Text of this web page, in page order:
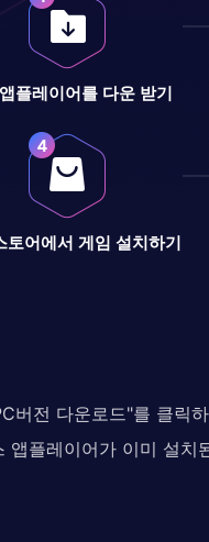
플레이어를 다운 받기
토어에서 게임 설치하기
버전 다운로드"를 클릭
앱플레이어가 이미 설치